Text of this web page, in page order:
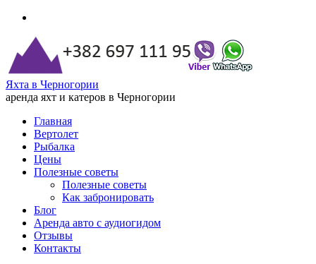
Яхта в Черногории
аренда яхт и катеров в Черногории
Главная
Вертолет
Рыбалка
Цены
Полезные советы
Полезные советы
Как забронировать
Блог
Аренда авто с аудиогидом
Отзывы
Контакты